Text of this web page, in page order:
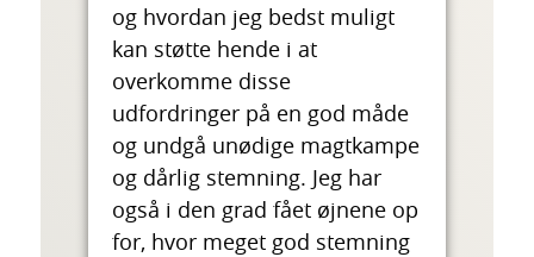
og hvordan jeg bedst muligt
kan støtte hende i at
overkomme disse
udfordringer på en god måde
og undgå unødige magtkampe
og dårlig stemning. Jeg har
også i den grad fået øjnene op
for, hvor meget god stemning